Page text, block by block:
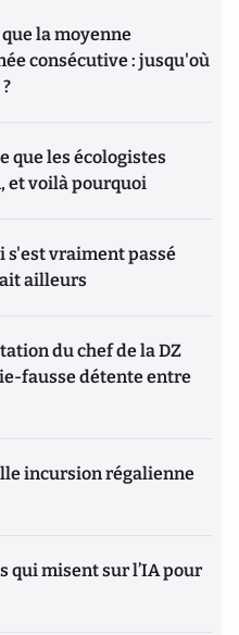
la moyenne
consécutive : jusqu'où
que les écologistes
et voilà pourquoi
s'est vraiment passé
ailleurs
du chef de la DZ
fausse détente entre
incursion régalienne
qui misent sur l’IA pour